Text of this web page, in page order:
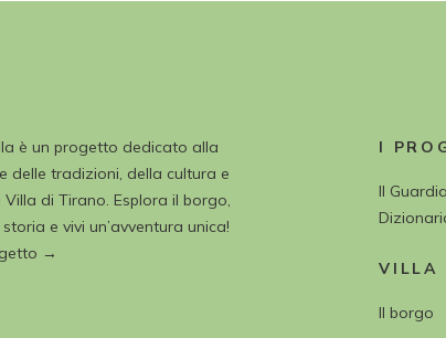
è un progetto dedicato alla
delle tradizioni, della cultura e
di Tirano. Esplora il borgo,
e vivi un’avventura unica!
→
I
Il
VILLA
Il borgo